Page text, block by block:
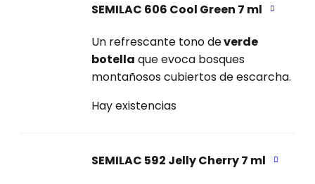
SEMILAC 606 Cool Green 7 ml
Un refrescante tono deverde
botella que evoca bosques
montañosos cubiertos de escarcha.
Hay existencias
SEMILAC 592 Jelly Cherry 7 ml